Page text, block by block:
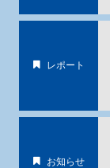
レポート
お知らせ